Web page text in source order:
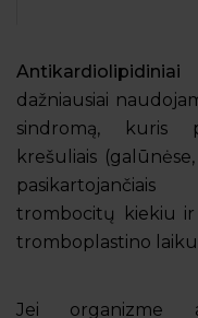
Antikardiolipidiniai
dažniausiai
sindromą, kuris
krešuliais
pasikartojančiais
trombocitų kiekiu
tromboplastino laiku
Jei organizme